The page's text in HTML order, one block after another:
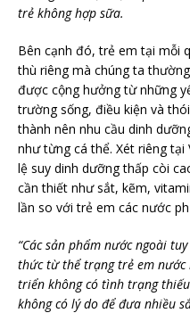
trẻ không hợp sữa.
Bên cạnh đó, trẻ em tại mỗi
thù riêng mà chúng ta
được cộng hưởng từ những
trường sống, điều kiện và
thành nên nhu cầu dinh
như từng cá thể. Xét riêng
lệ suy dinh dưỡng thấp còi
cần thiết như sắt, kẽm,
lần so với trẻ em các nước
“Các sản phẩm nước ngoài
thức từ thể trạng trẻ em nước
triển không có tình trạng
không có lý do để đưa nhiều